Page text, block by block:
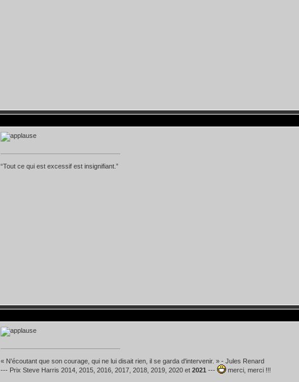
“Tout ce qui est excessif est insignifiant.”
« N'écoutant que son courage, qui ne lui disait rien, il se garda d'intervenir. » - Jules Renard
--- Prix Steve Harris 2014, 2015, 2016, 2017, 2018, 2019, 2020 et 2021 --- merci, merci !!!